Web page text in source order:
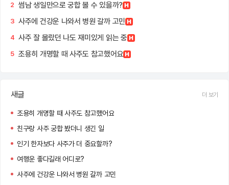
2 썸남 생일만으로 궁합 볼 수 있을까?
3 사주에 건강운 나와서 병원 갈까 고민
4 사주 잘 몰랐던 나도 재미있게 읽는 중
5 조용히 개명할 때 사주도 참고했어요
새글 더 보기
조용히 개명할 때 사주도 참고했어요
친구랑 사주 궁합 봤더니 생긴 일
인기 한자보다 사주가 더 중요할까?
여행운 좋다길래 어디로?
사주에 건강운 나와서 병원 갈까 고민